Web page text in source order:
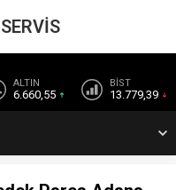
ALTIN
6.660,55
BİST
13.779,39